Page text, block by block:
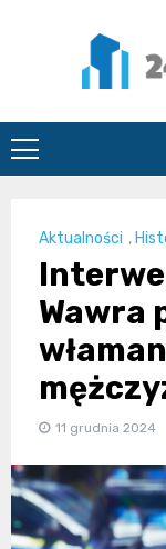
Aktualności ,
Wawra
11 grudnia 2024